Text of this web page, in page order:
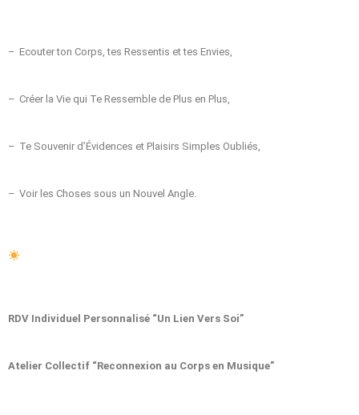
– Ecouter ton Corps, tes Ressentis et tes Envies,
– Créer la Vie qui Te Ressemble de Plus en Plus,
– Te Souvenir d’Évidences et Plaisirs Simples Oubliés,
– Voir les Choses sous un Nouvel Angle.
RDV Individuel Personnalisé “Un Lien Vers Soi”
Atelier Collectif “Reconnexion au Corps en Musique”